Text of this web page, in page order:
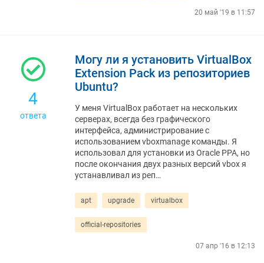
20 май '19 в 11:57
4
ответа
Могу ли я установить VirtualBox
Extension Pack из репозиториев
Ubuntu?
У меня VirtualBox работает на нескольких
серверах, всегда без графического
интерфейса, администрирование с
использованием vboxmanage команды. Я
использовал для установки из Oracle PPA, но
после окончания двух разных версий vbox я
устанавливал из реп…
apt upgrade virtualbox
official-repositories
07 апр '16 в 12:13